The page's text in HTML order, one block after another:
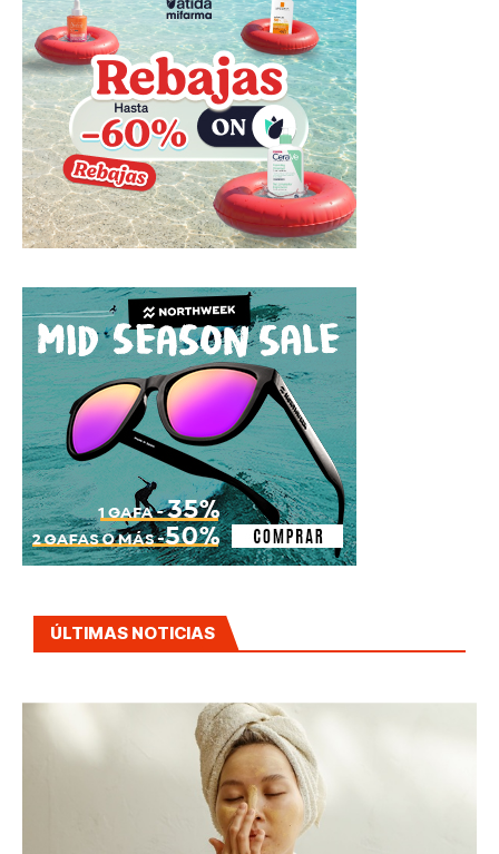
ÚLTIMAS NOTICIAS